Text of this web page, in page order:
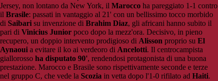
Jersey, non lontano da New York, il Marocco ha pareggiato 1-1 contro
il Brasile: passati in vantaggio al 21' con un bellissimo tocco morbido
di Saibari su invenzione di Brahim Diaz, gli africani hanno subito il
pari di Vinicius Junior poco dopo la mezz'ora. Decisivo, in pieno
recupero, un doppio intervento prodigioso di Alisson proprio su El
Aynaoui a evitare il ko ai verdeoro di Ancelotti. Il centrocampista
giallorosso ha disputato 90', rendendosi protagonista di una buona
prestazione. Marocco e Brasile sono rispettivamente seconde e terze
nel gruppo C, che vede la Scozia in vetta dopo l'1-0 rifilato ad Haiti.